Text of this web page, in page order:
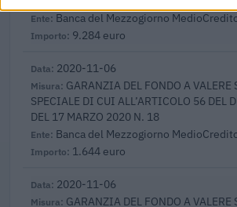
Banca del Mezzogiorno
9.284 euro
2020-11-06
GARANZIA DEL FONDO A VALERE
SPECIALE DI CUI ALL’ARTICOLO 56 DEL
DEL 17 MARZO 2020 N. 18
Banca del Mezzogiorno
1.644 euro
2020-11-06
GARANZIA DEL FONDO A VALERE